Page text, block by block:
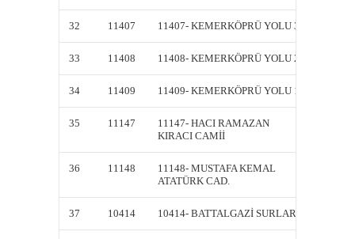
32 11407 11407- KEMERKÖPRÜ YOLU 3
33 11408 11408- KEMERKÖPRÜ YOLU 2
34 11409 11409- KEMERKÖPRÜ YOLU 1
35 11147
11147- HACI RAMAZAN
KIRACI CAMİİ
36 11148
11148- MUSTAFA KEMAL
ATATÜRK CAD.
37 10414 10414- BATTALGAZİ SURLARI